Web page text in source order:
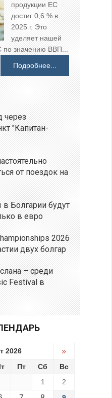
продукции ЕС
достиг 0,6 % в
2025 г. Это
уделяет нашей
по значению ВВП...
Подробнее...
через
"Капитан-
от поездок на
в Болгарии будут
в евро
2026
двух болгар
– среди
Festival в
2026 »
Пт Сб
Вс
1
2